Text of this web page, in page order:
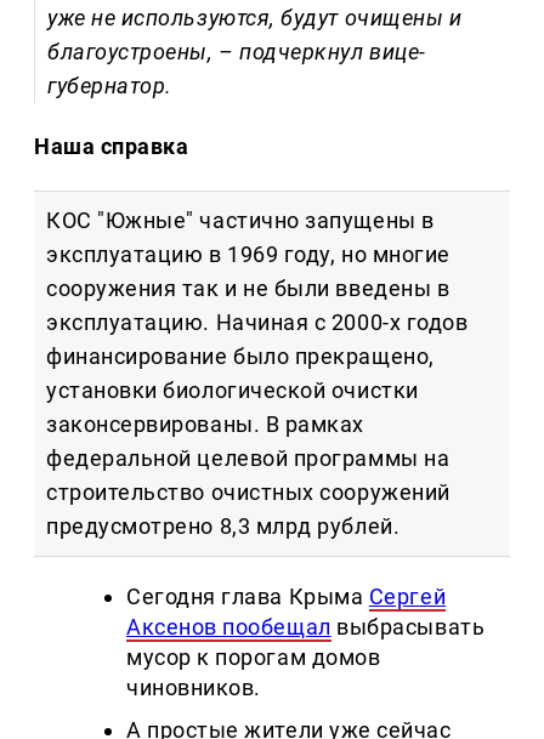
уже не используются, будут очищены и
благоустроены, – подчеркнул вице-
губернатор.
Наша справка
КОС "Южные" частично запущены в
эксплуатацию в 1969 году, но многие
сооружения так и не были введены в
эксплуатацию. Начиная с 2000-х годов
финансирование было прекращено,
установки биологической очистки
законсервированы. В рамках
федеральной целевой программы на
строительство очистных сооружений
предусмотрено 8,3 млрд рублей.
Сегодня глава Крыма Сергей
Аксенов пообещал выбрасывать
мусор к порогам домов
чиновников.
А простые жители уже сейчас